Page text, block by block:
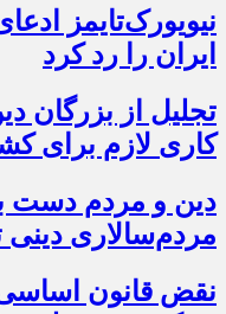
نیویورک‌تایمز
ایران را رد کرد
تجلیل از بزرگان
کاری لازم برای
دین و مردم دست
مردم‌سالاری
نقض قانون